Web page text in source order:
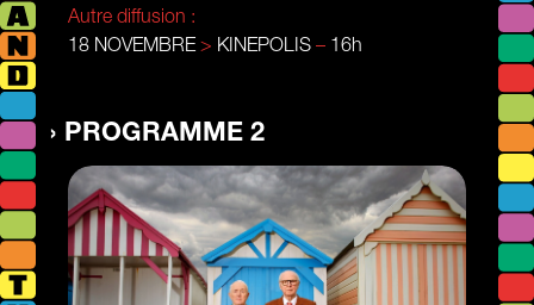
Autre diffusion :
18 NOVEMBRE > KINEPOLIS – 16h
PROGRAMME 2